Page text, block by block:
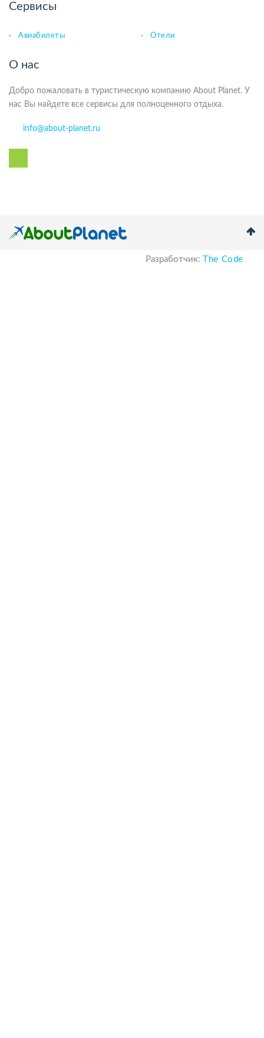
Сервисы
Авиабилеты Отели
О нас
Добро пожаловать в туристическую компанию About Planet. У
нас Вы найдете все сервисы для полноценного отдыха.
info@about-planet.ru
Разработчик: The Code